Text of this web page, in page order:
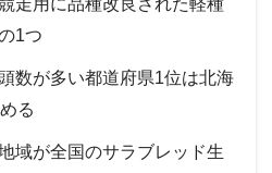
走用に品種改良された軽種
1つ
数が多い都道府県1位は北海
る
域が全国のサラブレッド生